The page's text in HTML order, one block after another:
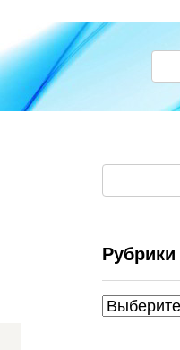
Рубрики
Рубрики